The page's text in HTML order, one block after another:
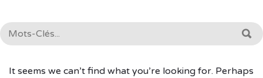
RECHERCHE:
It seems we can’t find what you’re looking for. Perhaps